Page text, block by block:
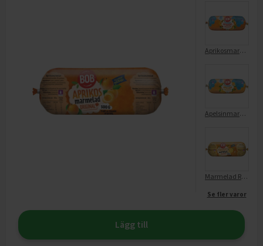
Aprikosmarmelad Lättsockrad Refill
Apelsinmarmelad Lättsockrad Refill
Marmelad Refill Frukostmarmelad
Se fler varor
Lägg till